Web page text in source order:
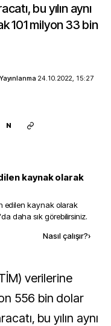
bu yılın aynı
101 milyon 33 bin
Yayınlanma 24.10.2022, 15:27
N
kaynak olarak
edilen kaynak olarak
daha sık görebilirsiniz.
Nasıl çalışır?›
556 bin dolar
bu yılın aynı